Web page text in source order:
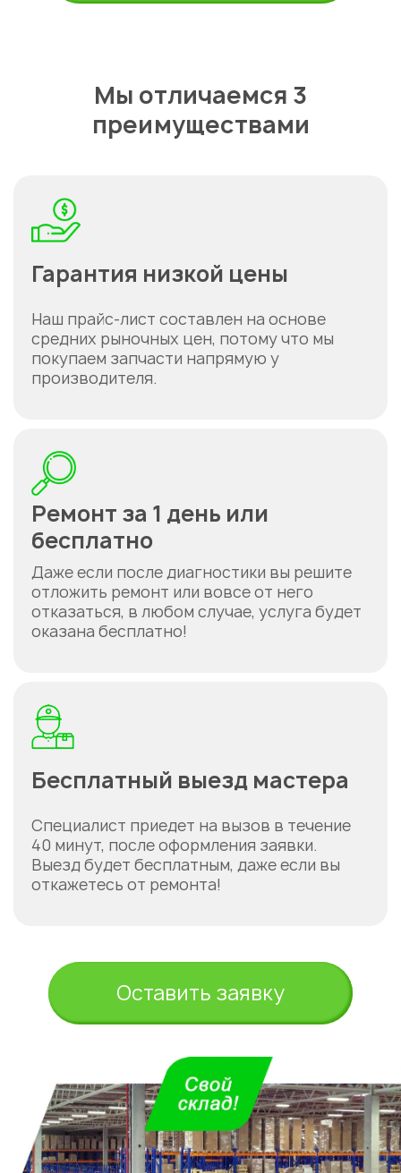
Мы отличаемся 3
преимуществами
Гарантия низкой цены
Наш прайс-лист составлен на основе
средних рыночных цен, потому что мы
покупаем запчасти напрямую у
производителя.
Ремонт за 1 день или
бесплатно
Даже если после диагностики вы решите
отложить ремонт или вовсе от него
отказаться, в любом случае, услуга будет
оказана бесплатно!
Бесплатный выезд мастера
Специалист приедет на вызов в течение
40 минут, после оформления заявки.
Выезд будет бесплатным, даже если вы
откажетесь от ремонта!
Оставить заявку
города